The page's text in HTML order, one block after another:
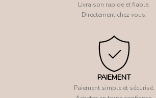
Livraison rapide et fiable.
Directement chez vous.
PAIEMENT
Paiement simple et sécurisé.